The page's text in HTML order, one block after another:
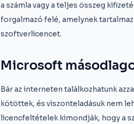
a számla vagy a teljes összeg
forgalmazó felé, amelynek
szoftverlicencet.
Microsoft
Bár az interneten találkozhatunk
kötöttek, és viszonteladásuk nem
licencfeltételek kimondják, hogy a